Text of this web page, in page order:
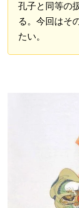
孔子と同等の
る。今回はそ
たい。